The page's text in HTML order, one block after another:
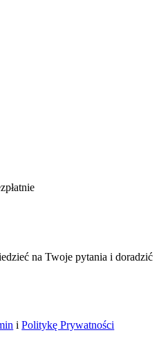
na Twoje pytania i doradzić
iPolitykę Prywatności